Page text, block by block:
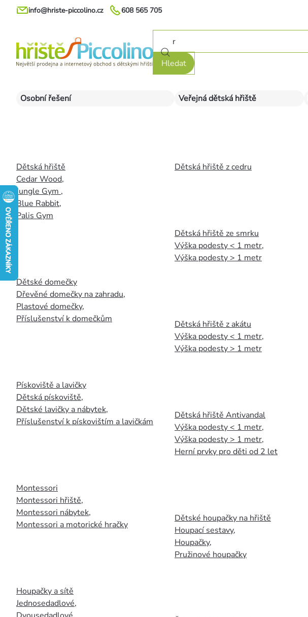
Přejít
608 565 705
info@hriste-piccolino.cz
Hledat
Osobní řešení
Dětská hřiště
Cedar Wood,
Jungle Gym ,
Blue Rabbit,
Palis Gym
Dětské domečky
Dřevěné domečky na zahradu,
Plastové domečky,
Příslušenství k domečkům
Pískoviště a lavičky
Dětská pískoviště,
Dětské lavičky a nábytek,
Příslušenství k pískovištím a lavičkám
Montessori
Montessori hřiště,
Montessori nábytek,
Montessori a motorické hračky
Houpačky a sítě
Jednosedadlové,
Veřejná dětská hřiště
Dětská hřiště z cedru
Dětská hřiště ze smrku
Výška podesty < 1 metr,
Výška podesty > 1 metr
Dětská hřiště z akátu
Výška podesty < 1 metr,
Výška podesty > 1 metr
Dětská hřiště Antivandal
Výška podesty < 1 metr,
Výška podesty > 1 metr,
Herní prvky pro děti od 2 let
Dětské houpačky na hřiště
Houpací sestavy,
Houpačky,
Pružinové houpačky